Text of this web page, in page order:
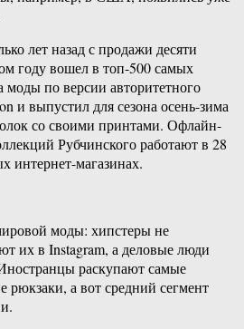
лет назад с продажи десяти
году вошел в топ-500 самых
по версии авторитетного
и выпустил для сезона осень-зима
со своими принтами. Офлайн-
Рубчинского работают в 28
интернет-магазинах.
моды: хипстеры не
их в Instagram, а деловые люди
раскупают самые
рюкзаки, а вот средний сегмент